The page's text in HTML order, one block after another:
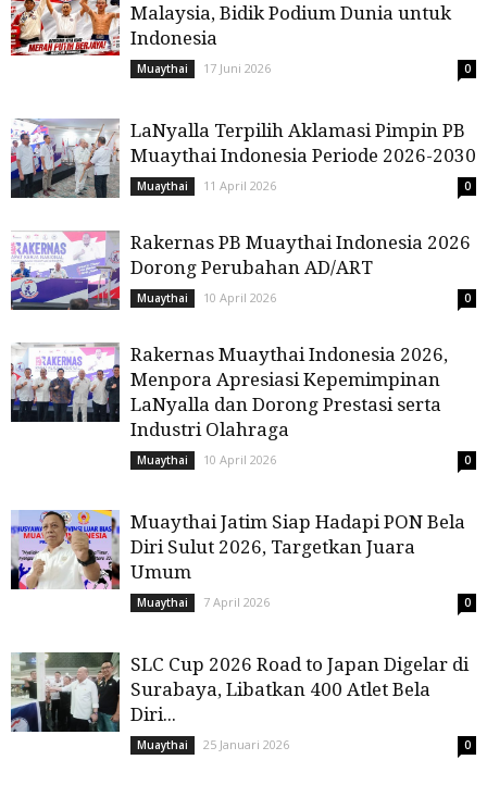
Malaysia, Bidik Podium Dunia untuk
Indonesia
Muaythai 17 Juni 2026 0
LaNyalla Terpilih Aklamasi Pimpin PB
Muaythai Indonesia Periode 2026-2030
Muaythai 11 April 2026 0
Rakernas PB Muaythai Indonesia 2026
Dorong Perubahan AD/ART
Muaythai 10 April 2026 0
Rakernas Muaythai Indonesia 2026,
Menpora Apresiasi Kepemimpinan
LaNyalla dan Dorong Prestasi serta
Industri Olahraga
Muaythai 10 April 2026 0
Muaythai Jatim Siap Hadapi PON Bela
Diri Sulut 2026, Targetkan Juara
Umum
Muaythai 7 April 2026 0
SLC Cup 2026 Road to Japan Digelar di
Surabaya, Libatkan 400 Atlet Bela
Diri...
Muaythai 25 Januari 2026 0